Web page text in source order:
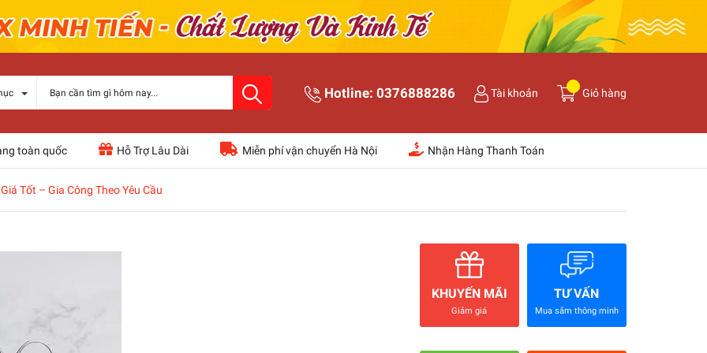
Hotline: 0376888286 Tài khoản Giỏ hàng
toàn quốc Hỗ Trợ Lâu Dài Miễn phí vận chuyển Hà Nội Nhận Hàng Thanh Toán
Tốt – Gia Công Theo Yêu Cầu
KHUYẾN MÃI
Giảm giá
TƯ VẤN
Mua sắm thông minh